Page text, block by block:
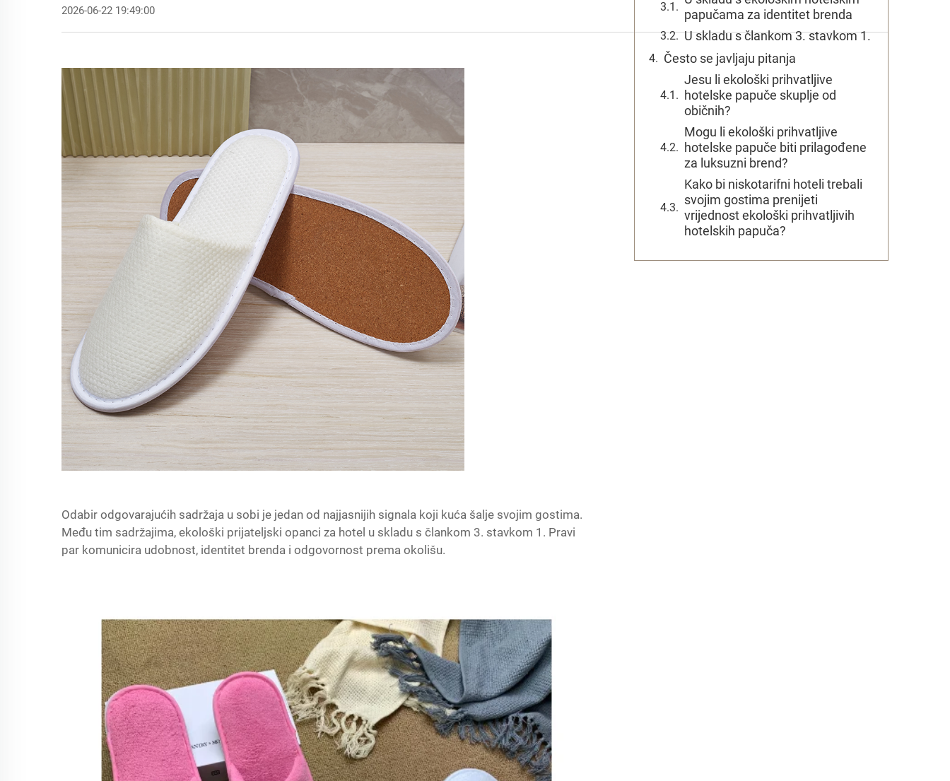
2026-06-22 19:49:00
Odabir odgovarajućih sadržaja u sobi je jedan od najjasnijih signala koji kuća šalje svojim gostima.
Među tim sadržajima, ekološki prijateljski opanci za hotel u skladu s člankom 3. stavkom 1. Pravi
par komunicira udobnost, identitet brenda i odgovornost prema okolišu.
papučama za identitet brenda
U skladu s člankom 3. stavkom 1.
Često se javljaju pitanja
Jesu li ekološki prihvatljive
hotelske papuče skuplje od
običnih?
Mogu li ekološki prihvatljive
hotelske papuče biti prilagođene
za luksuzni brend?
Kako bi niskotarifni hoteli trebali
svojim gostima prenijeti
vrijednost ekološki prihvatljivih
hotelskih papuča?